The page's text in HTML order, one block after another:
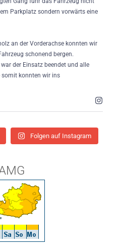
Parkplatz sondern vorwärts eine
an der Vorderachse konnten wir
schonend bergen.
der Einsatz beendet und alle
somit konnten wir ins
Folgen auf Instagram